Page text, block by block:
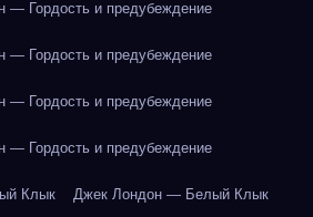
— Гордость и предубеждение
— Гордость и предубеждение
— Гордость и предубеждение
— Гордость и предубеждение
Клык Джек Лондон — Белый Клык